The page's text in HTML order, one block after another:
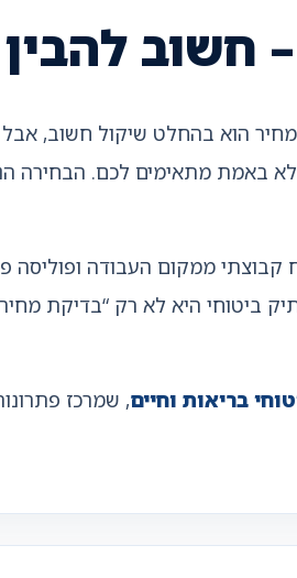
חשוב
הוא בהחלט שיקול חשוב,
באמת מתאימים לכם. הבחירה
ממקום העבודה ופוליסה
ביטוחי היא לא רק “בדיקת
בריאות וחיים, שמרכז